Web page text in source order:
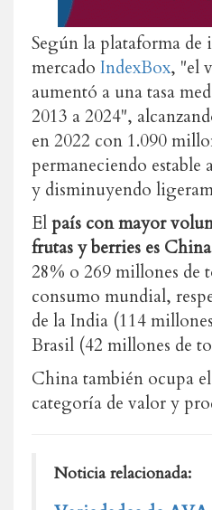
Según la plataforma de
mercado IndexBox, "el
aumentó a una tasa
2013 a 2024",
en 2022 con 1.090
permaneciendo estable
y disminuyendo
Elpaís con mayor
frutas y berries es China
28% o 269 millones de
consumo mundial,
de la India (114
Brasil (42 millones de
China también ocupa
categoría de valor y
Noticia relacionada: